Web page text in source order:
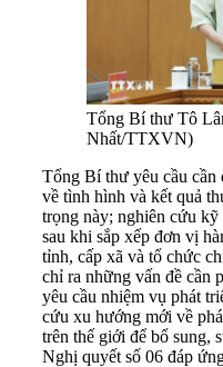
Tổng Bí thư Tô
Nhất/TTXVN)
Tổng Bí thư yêu cầu cần
về tình hình và kết quả
trọng này; nghiên cứu
sau khi sắp xếp đơn vị
tỉnh, cấp xã và tổ chức
chỉ ra những vấn đề cần
yêu cầu nhiệm vụ phát
cứu xu hướng mới về
trên thế giới để bổ sung,
Nghị quyết số 06 đáp